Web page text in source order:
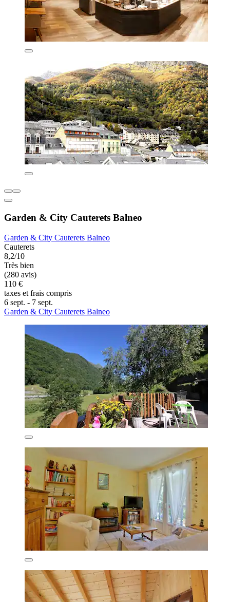
Garden & City Cauterets Balneo
Garden & City Cauterets Balneo
Cauterets
8,2/10
Très bien
(280 avis)
110 €
taxes et frais compris
6 sept. - 7 sept.
Garden & City Cauterets Balneo